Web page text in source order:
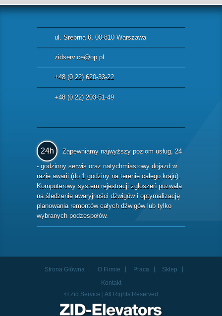
ul. Srebrna 6, 00-810 Warszawa
zidservice@op.pl
+48 (0 22) 620-33-22
+48 (0 22) 203-51-49
24h
Zapewniamy najwyższy poziom usług, 24
- godzinny serwis oraz natychmiastowy dojazd w
razie awarii (do 1 godziny na terenie całego kraju).
Komputerowy system rejestracji zgłoszeń pozwala
na śledzenie awaryjności dźwigów i optymalizację
planowania remontów całych dźwigów lub tylko
wybranych podzespołów.
Strona Główna O Firmie Praca
Sklep
Kontakt
© Zid Service | All Rights Reserved